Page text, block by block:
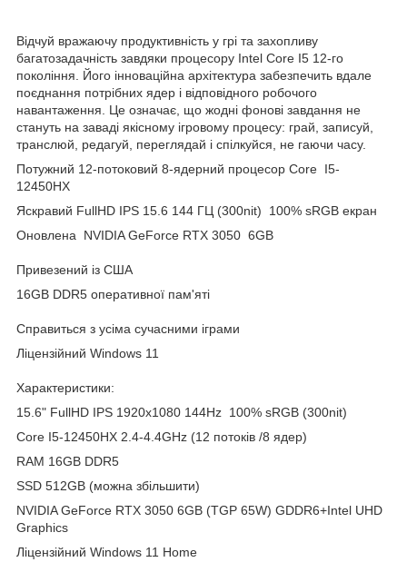
Відчуй вражаючу продуктивність у грі та захопливу
багатозадачність завдяки процесору Intel Core I5 12-го
покоління. Його інноваційна архітектура забезпечить вдале
поєднання потрібних ядер і відповідного робочого
навантаження. Це означає, що жодні фонові завдання не
стануть на заваді якісному ігровому процесу: грай, записуй,
транслюй, редагуй, переглядай і спілкуйся, не гаючи часу.
Потужний 12-потоковий 8-ядерний процесор Core I5-
12450HX
Яскравий FullHD IPS 15.6 144 ГЦ (300nit) 100% sRGB екран
Оновлена NVIDIA GeForce RTX 3050 6GB
Привезений із США
16GB DDR5 оперативної пам'яті
Cправиться з усіма сучасними іграми
Ліцензійний Windows 11
Характеристики:
15.6" FullHD IPS 1920x1080 144Hz 100% sRGB (300nit)
Core I5-12450HX 2.4-4.4GHz (12 потоків /8 ядер)
RAM 16GB DDR5
SSD 512GB (можна збільшити)
NVIDIA GeForce RTX 3050 6GB (TGP 65W) GDDR6+Intel UHD
Graphics
Ліцензійний Windows 11 Home